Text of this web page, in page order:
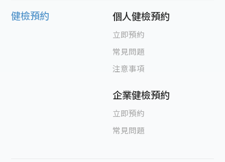
健檢預約 個人健檢預約
立即預約
常見問題
注意事項
企業健檢預約
立即預約
常見問題